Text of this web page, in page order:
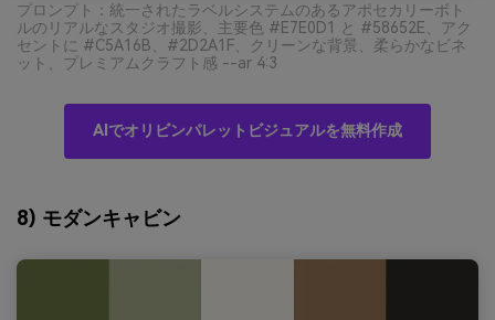
プロンプト：統一されたラベルシステムのあるアポセカリーボト
ルのリアルなスタジオ撮影、主要色 #E7E0D1 と #58652E、アク
セントに #C5A16B、#2D2A1F、クリーンな背景、柔らかなビネ
ット、プレミアムクラフト感 --ar 4:3
AIでオリビンパレットビジュアルを無料作成
8) モダンキャビン